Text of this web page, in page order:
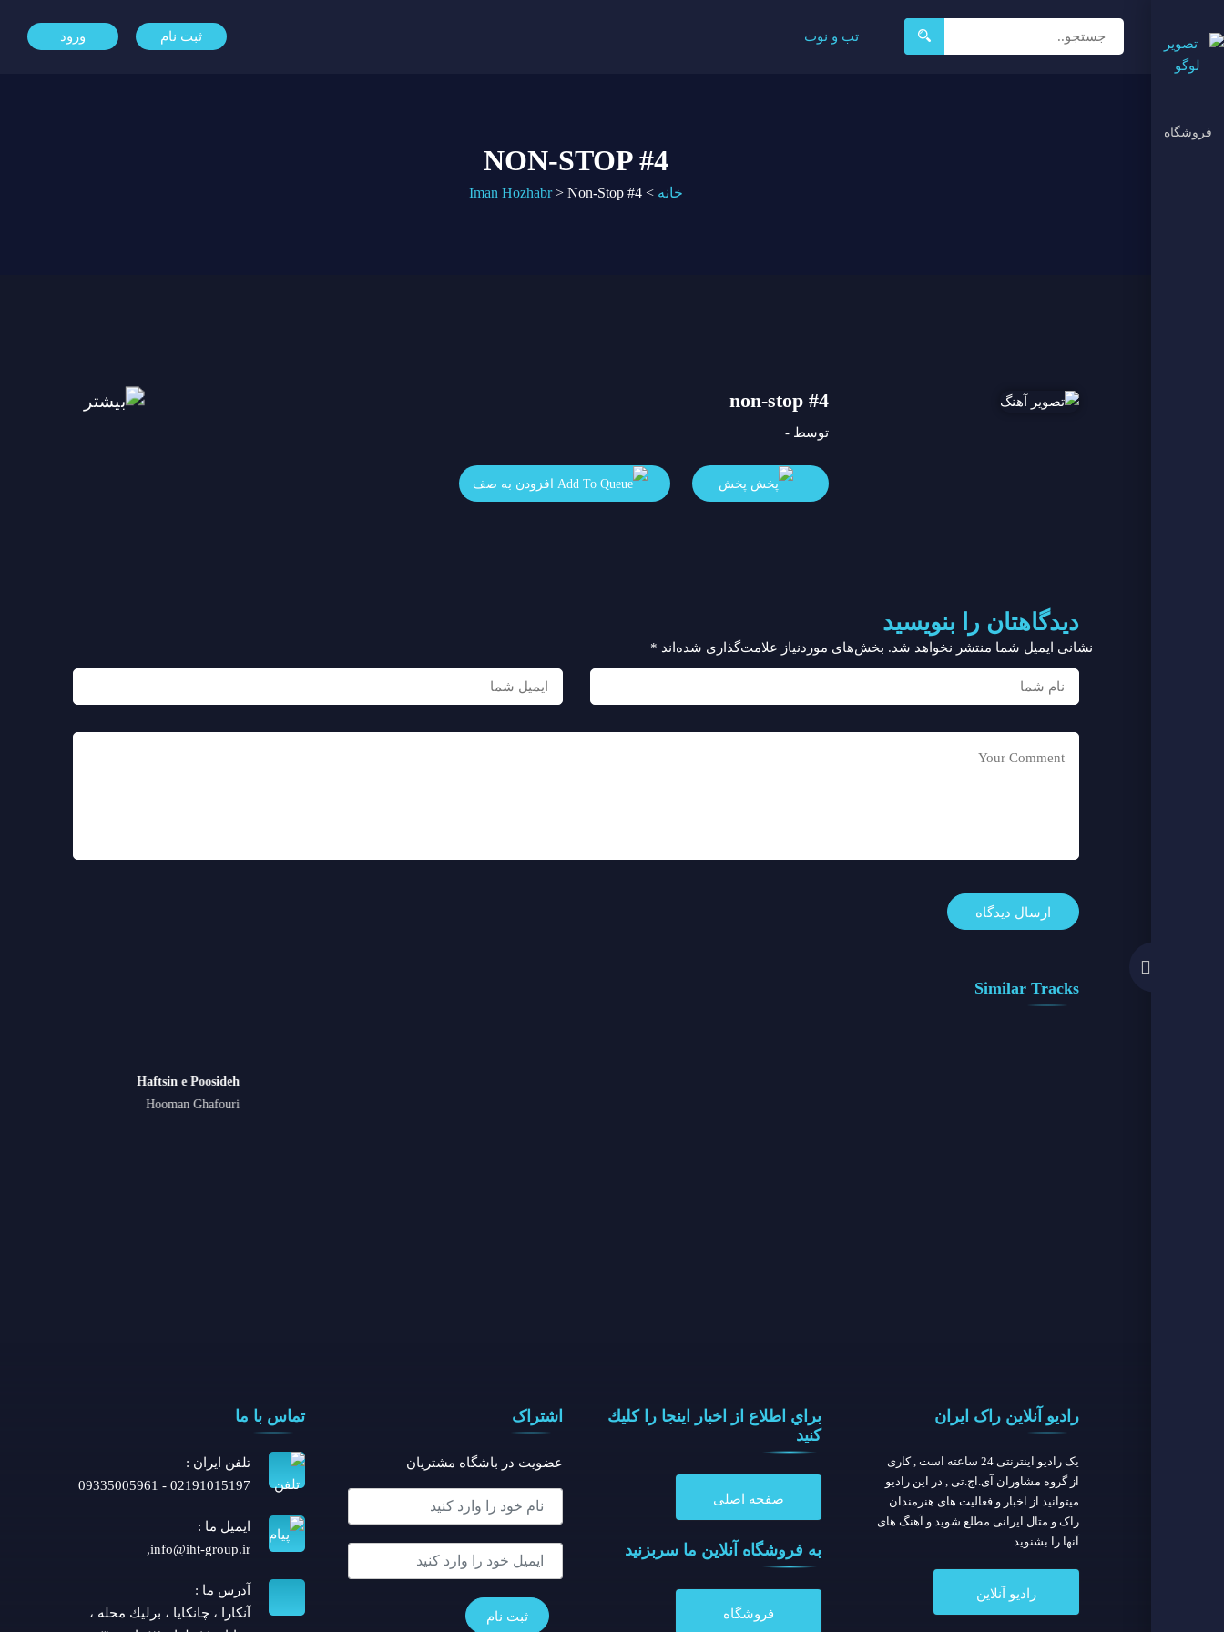
فروشگاه
برای:
تب و نوت ثبت نام ورود
NON-STOP #4
خانه >
Iman Hozhabr > Non-Stop #4
non-stop #4
توسط -
پخش افزودن به صف
دیدگاهتان را بنویسید
نشانی ایمیل شما منتشر نخواهد شد. بخش‌های موردنیاز علامت‌گذاری شده‌اند *
Similar Tracks
Haftsin e Poosideh
Hooman Ghafouri
رادیو آنلاین راک ایران
یک رادیو اینترنتی 24 ساعته است , کاری
از گروه مشاوران آی.اچ.تی , در این رادیو
میتوانید از اخبار و فعالیت های هنرمندان
راک و متال ایرانی مطلع شوید و آهنگ های
آنها را بشنوید.
رادیو آنلاین
براي اطلاع از اخبار اينجا را كليك
كنيد
صفحه اصلی
به فروشگاه آنلاين ما سربزنيد
فروشگاه
اشتراک
عضویت در باشگاه مشتریان
تماس با ما
تلفن ايران :
02191015197 - 09335005961
ایمیل ما :
info@iht-group.ir
,
آدرس ما :
آنكارا ، چانكايا ، برليك محله ،